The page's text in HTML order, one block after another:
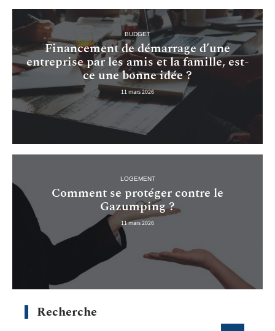
BUDGET
Financement de démarrage d’une
entreprise par les amis et la famille, est-
ce une bonne idée ?
11 mars 2026
LOGEMENT
Comment se protéger contre le
Gazumping ?
11 mars 2026
Recherche